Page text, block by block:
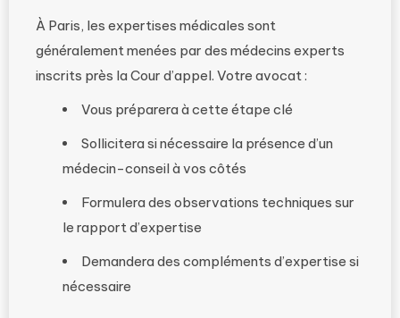
À Paris, les expertises médicales sont
généralement menées par des médecins experts
inscrits près la Cour d’appel. Votre avocat :
Vous préparera à cette étape clé
Sollicitera si nécessaire la présence d’un
médecin-conseil à vos côtés
Formulera des observations techniques sur
le rapport d’expertise
Demandera des compléments d’expertise si
nécessaire